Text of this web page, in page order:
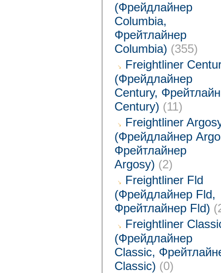
(Фрейдлайнер
Columbia,
Фрейтлайнер
Columbia) (355)
Freightliner
(Фрейдлайнер
Century,
Century) (11)
Freightliner
(Фрейдлайнер
Фрейтлайнер
Argosy) (2)
Freightliner Fld
(Фрейдлайнер Fld,
Фрейтлайнер Fld)
Freightliner
(Фрейдлайнер
Classic,
Classic) (0)